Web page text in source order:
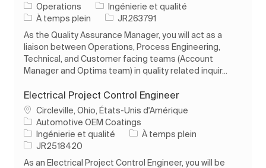
Operations
Catégorie
Ingénierie et qualité
Type d’emploi
À temps plein ID de l’emploi
JR263791
As the Quality Assurance Manager, you will act as a
liaison between Operations, Process Engineering,
Technical, and Customer facing teams (Account
Manager and Optima team) in quality related inquir...
Electrical Project Control Engineer
Emplacement
Circleville, Ohio, États-Unis d'Amérique
Automotive OEM Coatings
Catégorie
Ingénierie et qualité Type d’emploi
À temps plein
ID de l’emploi
JR2518420
As an Electrical Project Control Engineer, you will be